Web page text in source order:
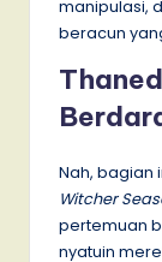
manipulasi,
beracun
Nah, bagian
Witcher
pertemuan
nyatuin